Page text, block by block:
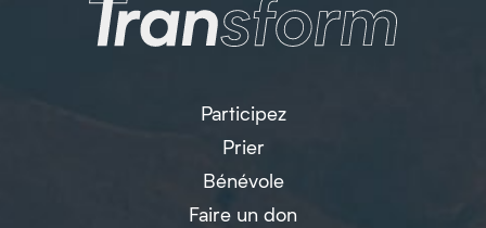
Participez
Prier
Bénévole
Faire un don